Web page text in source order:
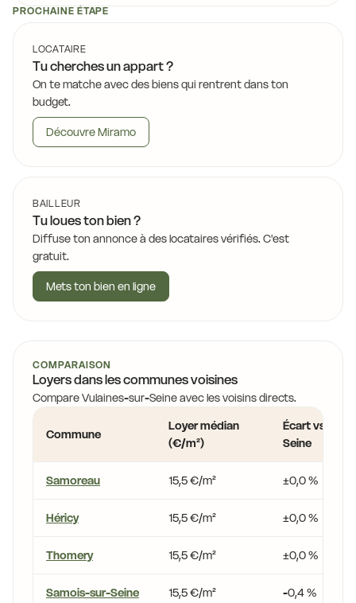
PROCHAINE ÉTAPE
LOCATAIRE
Tu cherches un appart ?
On te matche avec des biens qui rentrent dans ton
budget.
Découvre Miramo
BAILLEUR
Tu loues ton bien ?
Diffuse ton annonce à des locataires vérifiés. C'est
gratuit.
Mets ton bien en ligne
COMPARAISON
Loyers dans les communes voisines
Compare Vulaines-sur-Seine avec les voisins directs.
Commune
Loyer médian
(€/m²)
Écart vs
Seine
Samoreau 15,5 €/m² ±0,0 %
Héricy 15,5 €/m² ±0,0 %
Thomery 15,5 €/m² ±0,0 %
Samois-sur-Seine 15,5 €/m² -0,4 %